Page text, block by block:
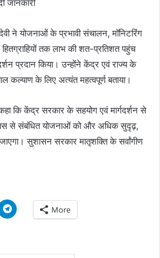
ने योजनाओं के प्रभावी संचालन, मॉनिटरिंग
तक लाभ की शत-प्रतिशत पहुंच
प्रदान किया। उन्होंने केंद्र एवं राज्य के
कल्याण के लिए अत्यंत महत्वपूर्ण बताया।
कहा कि केंद्र सरकार के सहयोग एवं मार्गदर्शन से
से संबंधित योजनाओं को और अधिक सुदृढ़,
जाएगा। सुशासन सरकार मातृशक्ति के सर्वांगीण
More